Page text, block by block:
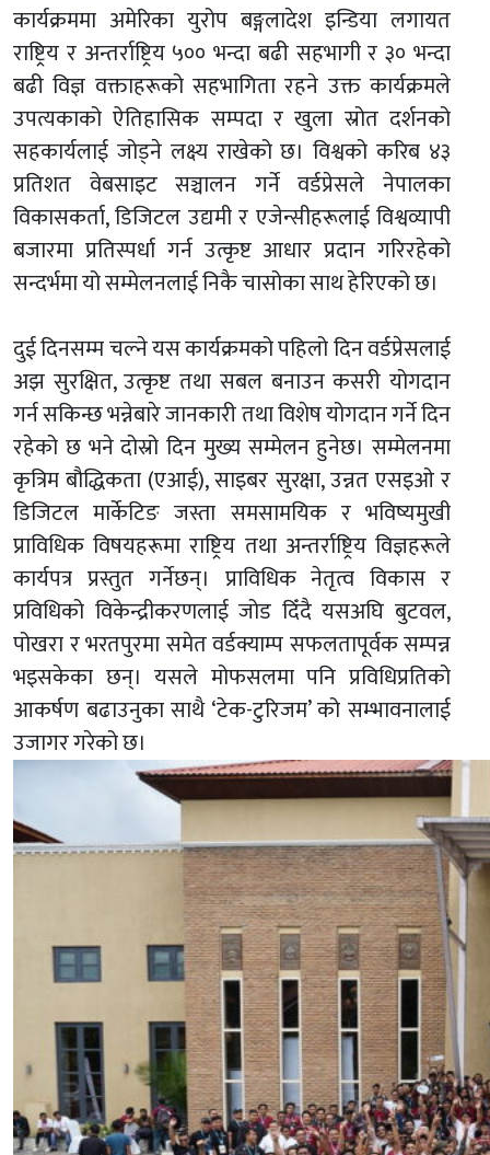
कार्यक्रममा अमेरिका युरोप बङ्गलादेश इन्डिया लगायत
राष्ट्रिय र अन्तर्राष्ट्रिय ५०० भन्दा बढी सहभागी र ३० भन्दा
बढी विज्ञ वक्ताहरूको सहभागिता रहने उक्त कार्यक्रमले
उपत्यकाको ऐतिहासिक सम्पदा र खुला स्रोत दर्शनको
सहकार्यलाई जोड्ने लक्ष्य राखेको छ। विश्वको करिब ४३
प्रतिशत वेबसाइट सञ्चालन गर्ने वर्डप्रेसले नेपालका
विकासकर्ता, डिजिटल उद्यमी र एजेन्सीहरूलाई विश्वव्यापी
बजारमा प्रतिस्पर्धा गर्न उत्कृष्ट आधार प्रदान गरिरहेको
सन्दर्भमा यो सम्मेलनलाई निकै चासोका साथ हेरिएको छ।
दुई दिनसम्म चल्ने यस कार्यक्रमको पहिलो दिनवर्डप्रेसलाई
अझ सुरक्षित, उत्कृष्ट तथा सबल बनाउन कसरी योगदान
गर्न सकिन्छ भन्नेबारे जानकारी तथा विशेष योगदान गर्ने दिन
रहेको छभने दोस्रो दिन मुख्य सम्मेलन हुनेछ। सम्मेलनमा
कृत्रिम बौद्धिकता (एआई), साइबर सुरक्षा, उन्नत एसइओ र
डिजिटल मार्केटिङ जस्ता समसामयिक र भविष्यमुखी
प्राविधिक विषयहरूमा राष्ट्रिय तथा अन्तर्राष्ट्रिय विज्ञहरूले
कार्यपत्र प्रस्तुत गर्नेछन्। प्राविधिक नेतृत्व विकास र
प्रविधिको विकेन्द्रीकरणलाई जोड दिँदै यसअघि बुटवल,
पोखरा र भरतपुरमा समेत वर्डक्याम्प सफलतापूर्वक सम्पन्न
भइसकेका छन्। यसले मोफसलमा पनि प्रविधिप्रतिको
आकर्षण बढाउनुका साथै ‘टेक-टुरिजम’ को सम्भावनालाई
उजागर गरेको छ।